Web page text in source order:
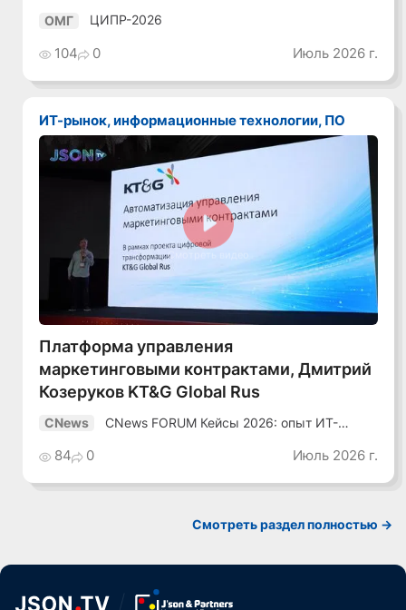
ОМГ ЦИПР-2026
104 0 Июль 2026 г.
ИТ-рынок, информационные технологии, ПО
Смотреть видео
Платформа управления
маркетинговыми контрактами, Дмитрий
Козеруков KT&G Global Rus
CNews
CNews FORUM Кейсы 2026: опыт ИТ-
84 0 Июль 2026 г.
Смотреть раздел полностью ->